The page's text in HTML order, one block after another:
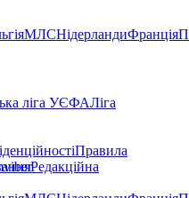
МЛСНідерландиФранція
ліга УЄФАЛіга
Правила
Редакційна
viber